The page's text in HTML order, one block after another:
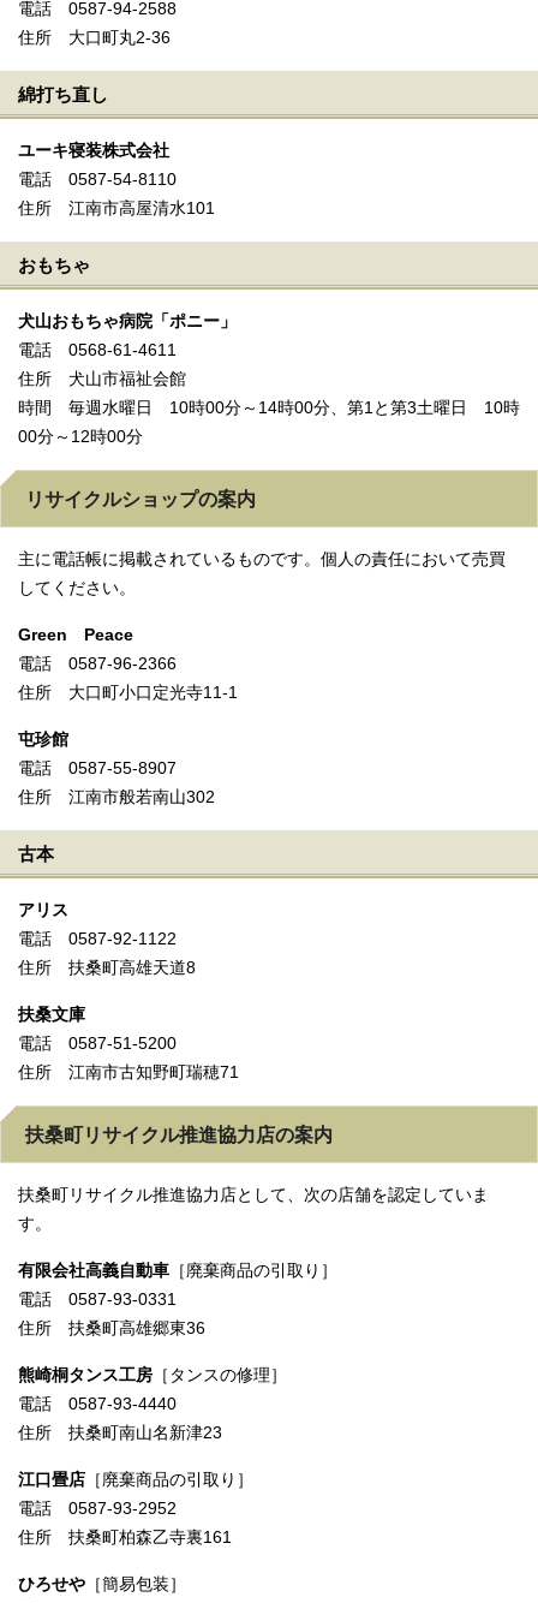
電話 0587-94-2588
住所 大口町丸2-36
綿打ち直し
ユーキ寝装株式会社
電話 0587-54-8110
住所 江南市高屋清水101
おもちゃ
犬山おもちゃ病院「ポニー」
電話 0568-61-4611
住所 犬山市福祉会館
時間 毎週水曜日 10時00分～14時00分、第1と第3土曜日 10時
00分～12時00分
リサイクルショップの案内
主に電話帳に掲載されているものです。個人の責任において売買
してください。
Green Peace
電話 0587-96-2366
住所 大口町小口定光寺11-1
屯珍館
電話 0587-55-8907
住所 江南市般若南山302
古本
アリス
電話 0587-92-1122
住所 扶桑町高雄天道8
扶桑文庫
電話 0587-51-5200
住所 江南市古知野町瑞穂71
扶桑町リサイクル推進協力店の案内
扶桑町リサイクル推進協力店として、次の店舗を認定していま
す。
有限会社高義自動車 ［廃棄商品の引取り］
電話 0587-93-0331
住所 扶桑町高雄郷東36
熊崎桐タンス工房 ［タンスの修理］
電話 0587-93-4440
住所 扶桑町南山名新津23
江口畳店 ［廃棄商品の引取り］
電話 0587-93-2952
住所 扶桑町柏森乙寺裏161
ひろせや ［簡易包装］